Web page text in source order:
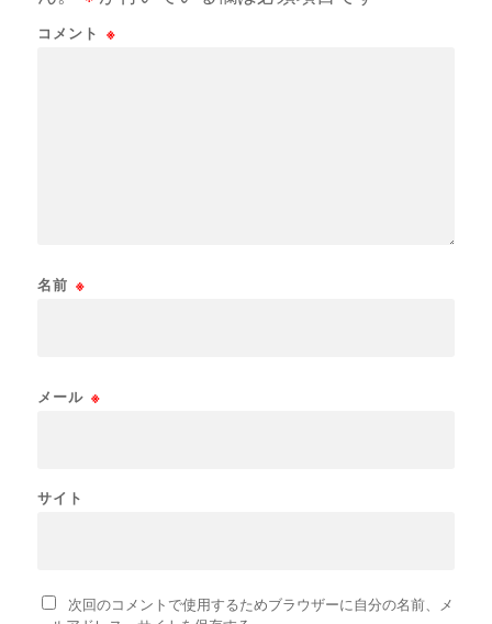
コメント ※
名前 ※
メール ※
サイト
次回のコメントで使用するためブラウザーに自分の名前、メ